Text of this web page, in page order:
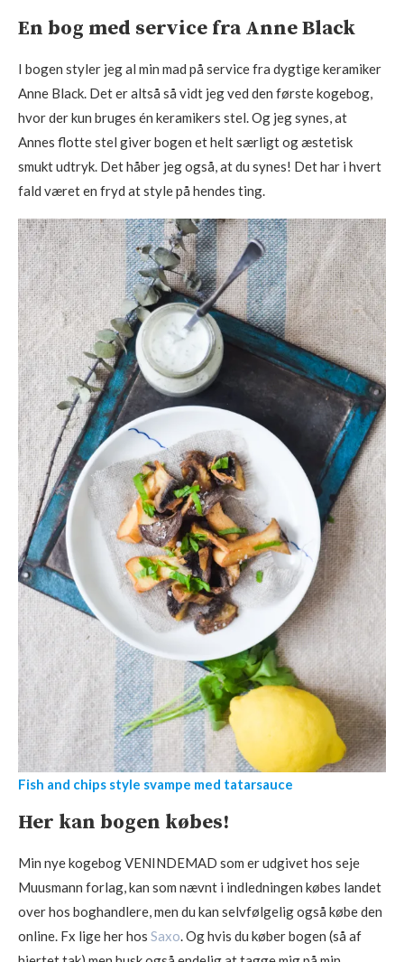
En bog med service fra Anne Black
I bogen styler jeg al min mad på service fra dygtige keramiker
Anne Black. Det er altså så vidt jeg ved den første kogebog,
hvor der kun bruges én keramikers stel. Og jeg synes, at
Annes flotte stel giver bogen et helt særligt og æstetisk
smukt udtryk. Det håber jeg også, at du synes! Det har i hvert
fald været en fryd at style på hendes ting.
Fish and chips style svampe med tatarsauce
Her kan bogen købes!
Min nye kogebog VENINDEMAD som er udgivet hos seje
Muusmann forlag, kan som nævnt i indledningen købes landet
over hos boghandlere, men du kan selvfølgelig også købe den
online. Fx lige her hos Saxo. Og hvis du køber bogen (så af